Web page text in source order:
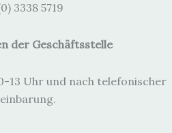
3338 5719
der Geschäftsstelle
13 Uhr und nach telefonischer